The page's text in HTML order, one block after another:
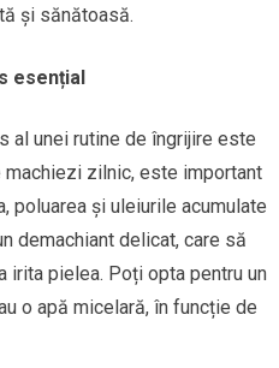
și sănătoasă.
esențial
al unei rutine de îngrijire este
machiezi zilnic, este important
poluarea și uleiurile acumulate
demachiant delicat, care să
pielea. Poți opta pentru un
o apă micelară, în funcție de